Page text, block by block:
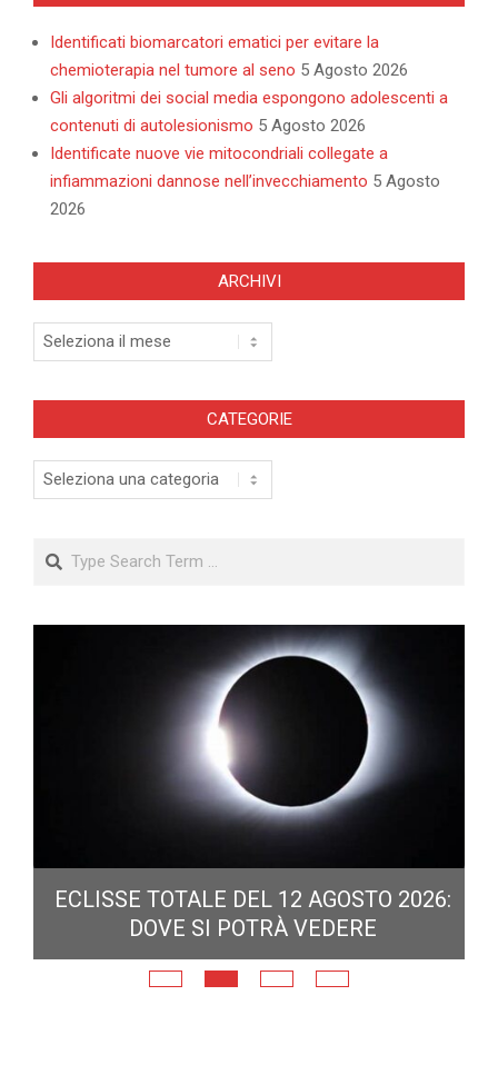
Identificati biomarcatori ematici per evitare la
chemioterapia nel tumore al seno 5 Agosto 2026
Gli algoritmi dei social media espongono adolescenti a
contenuti di autolesionismo 5 Agosto 2026
Identificate nuove vie mitocondriali collegate a
infiammazioni dannose nell’invecchiamento 5 Agosto
2026
ARCHIVI
Archivi
CATEGORIE
Categorie
Search
ECLISSE TOTALE DEL 12 AGOSTO 2026:
DOVE SI POTRÀ VEDERE